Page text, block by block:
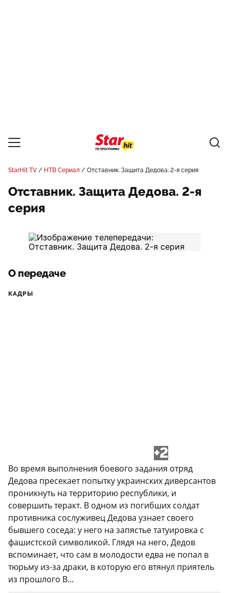
StarHit TV НТВ Сериал Отставник. Защита Дедова. 2-я серия
Отставник. Защита Дедова. 2-я
серия
О передаче
КАДРЫ
+2
Во время выполнения боевого задания отряд
Дедова пресекает попытку украинских диверсантов
проникнуть на территорию республики, и
совершить теракт. В одном из погибших солдат
противника сослуживец Дедова узнает своего
бывшего соседа: у него на запястье татуировка с
фашистской символикой. Глядя на него, Дедов
вспоминает, что сам в молодости едва не попал в
тюрьму из-за драки, в которую его втянул приятель
из прошлого В...